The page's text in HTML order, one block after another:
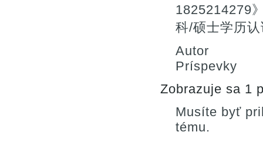
1825214279
科/硕士学历
Autor
Príspevky
Zobrazuje sa 1
Musíte byť
tému.